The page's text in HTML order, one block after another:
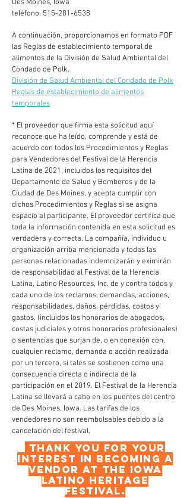
Des Moines, Iowa
teléfono. 515-281-6538
A continuación, proporcionamos en formato PDF
las Reglas de establecimiento temporal de
alimentos de la División de Salud Ambiental del
Condado de Polk.
División de Salud Ambiental del Condado de Polk
Reglas de establecimiento de alimentos
temporales
* El proveedor que firma esta solicitud aquí
reconoce que ha leído, comprende y está de
acuerdo con todos los Procedimientos y Reglas
para Vendedores del Festival de la Herencia
Latina de 2021, incluidos los requisitos del
Departamento de Salud y Bomberos y de la
Ciudad de Des Moines, y acepta cumplir con
dichos Procedimientos y Reglas si se asigna
espacio al participante. El proveedor certifica que
toda la información contenida en esta solicitud es
verdadera y correcta. La compañía, individuo u
organización arriba mencionada y todas las
personas relacionadas indemnizarán y eximirán
de responsabilidad al Festival de la Herencia
Latina, Latino Resources, Inc. de y contra todos y
cada uno de los reclamos, demandas, acciones,
responsabilidades, daños, pérdidas, costos y
gastos. (incluidos los honorarios de abogados,
costas judiciales y otros honorarios profesionales)
o sentencias que surjan de, o en conexión con,
cualquier reclamo, demanda o acción realizada
por un tercero, si tales se sostienen como una
consecuencia directa o indirecta de la
participación en el 2019. El Festival de la Herencia
Latina se llevará a cabo en los puentes del centro
de Des Moines, Iowa. Las tarifas de los
vendedores no son reembolsables debido a la
cancelación del festival.
Thank you for your
interest in becoming a
vendor at the Iowa
Latino Heritage
Festival.